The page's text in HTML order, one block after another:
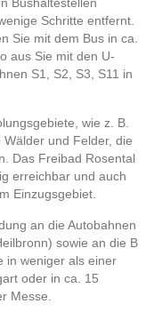
Bushaltestellen
Schritte entfernt.
Sie mit dem Bus in ca.
aus Sie mit den U-
S1, S2, S3, S11 in
wie z. B.
und Felder, die
Das Freibad Rosental
erreichbar und auch
Einzugsgebiet.
an die Autobahnen
sowie an die B
in weniger als einer
oder in ca. 15
Messe.